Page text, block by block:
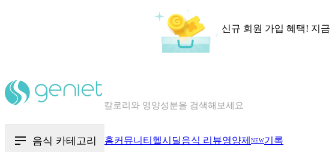
신규 회원 가입 혜택! 지금
혈당 · 다이어트 음식 검색해보세요
음식 카테고리 홈커뮤니티 헬시딜음식 리뷰영양제 NEW기록